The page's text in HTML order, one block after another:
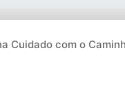
Cuidado com o